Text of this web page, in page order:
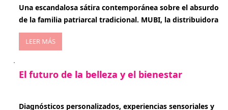
Una escandalosa sátira contemporánea sobre el absurdo
de la familia patriarcal tradicional. MUBI, la distribuidora
LEER MÁS
El futuro de la belleza y el bienestar
Diagnósticos personalizados, experiencias sensoriales y